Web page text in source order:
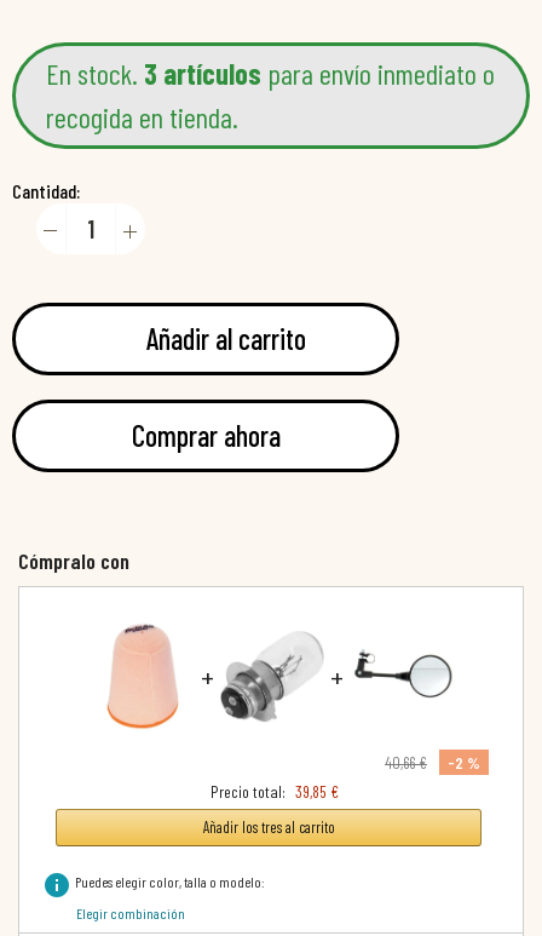
En stock. 3 artículos para envío inmediato o
recogida en tienda.
Cantidad:
Añadir al carrito
Comprar ahora
Cómpralo con
+ +
40,66 €
-2 %
Precio total: 39,85 €
Añadir los tres al carrito
info Puedes elegir color, talla o modelo:
Elegir combinación